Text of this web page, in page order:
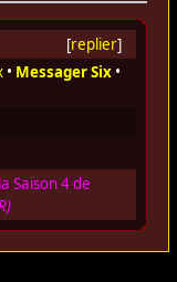
[replier]
• Messager Six•
Saison 4 de